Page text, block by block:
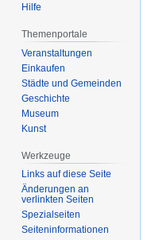
Hilfe
Themenportale
Veranstaltungen
Einkaufen
Städte und Gemeinden
Geschichte
Museum
Kunst
Werkzeuge
Links auf diese Seite
Änderungen an
verlinkten Seiten
Spezialseiten
Seiten­­informationen